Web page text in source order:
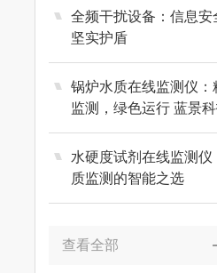
全频干扰设备：信息安
坚实护盾
锅炉水质在线监测仪：
监测，绿色运行 蓝景
水硬度试剂在线监测仪
质监测的智能之选
查看全部